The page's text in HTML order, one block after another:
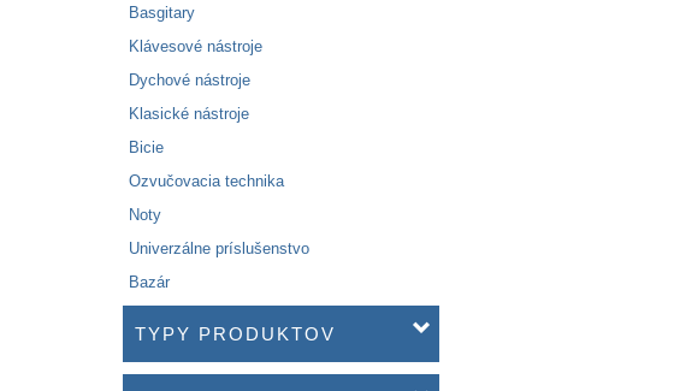
Basgitary
Klávesové nástroje
Dychové nástroje
Klasické nástroje
Bicie
Ozvučovacia technika
Noty
Univerzálne príslušenstvo
Bazár
TYPY PRODUKTOV